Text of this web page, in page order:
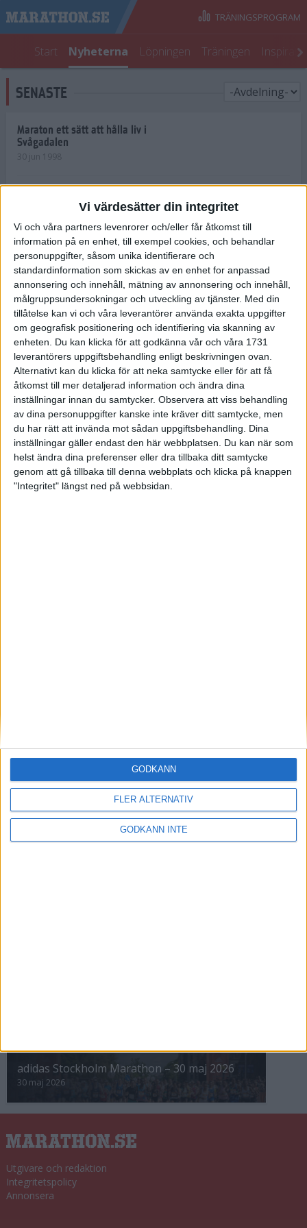
Vi värdesätter din integritet
Vi och våra partners levenrorer och/eller får åtkomst till
information på en enhet, till exempel cookies, och behandlar
personuppgifter, såsom unika identifierare och
standardinformation som skickas av en enhet for anpassad
annonsering och innehåll, mätning av annonsering och innehåll,
målgruppsundersokningar och utveckling av tjänster. Med din
tillåtelse kan vi och våra leverantörer använda exakta uppgifter
om geografisk positionering och identifiering via skanning av
enheten. Du kan klicka för att godkänna vår och våra 1731
leverantörers uppgiftsbehandling enligt beskrivningen ovan.
Alternativt kan du klicka för att neka samtycke eller för att få
åtkomst till mer detaljerad information och ändra dina
inställningar innan du samtycker. Observera att viss behandling
av dina personuppgifter kanske inte kräver ditt samtycke, men
du har rätt att invända mot sådan uppgiftsbehandling. Dina
inställningar gäller endast den här webbplatsen. Du kan när som
helst ändra dina preferenser eller dra tillbaka ditt samtycke
genom att gå tillbaka till denna webbplats och klicka på knappen
"Integritet" längst ned på webbsidan.
FLER ALTERNATIV
GODKÄNN INTE
GODKÄNN
Start Nyheterna Löpningen Träningen
TRÄNINGSPROGRAM
SENASTE
Maraton ett sätt att hålla liv i
Svågadalen
30 jun 1998
Norrlänningar firade semester i
Strängnäs
28 jun 1998
Maratonlöparna bäst i Trosa
I år fick Andervang kransen
27 jun 1998
Intresset ökar för Lidingöloppet
26 jun 1998
Värmemara
väntarvärldsmästaraspiranter
24 jun 1998
ASIEN
Berlin Marathon - ett lopp genom
8 okt 1995• Arkiv• Reseberättelser från
adidas Stockholm Marathon – 30 maj 2026
30 maj 2026
Utgivare och redaktion
Integritetspolicy
Annonsera